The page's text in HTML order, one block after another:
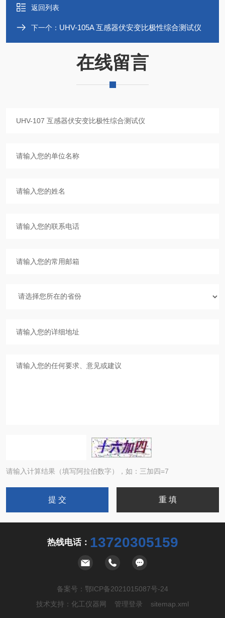
返回列表
下一个： UHV-105A 互感器伏安变比极性综合测试仪
在线留言
请输入计算结果（填写阿拉伯数字），如：三加四=7
热线电话： 13720305159
备案号： 鄂ICP备2021015087号-24
技术支持： 化工仪器网 管理登录 sitemap.xml